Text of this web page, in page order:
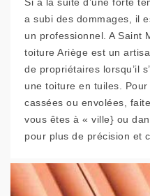
a subi des dommages, il
un professionnel. A Saint
toiture Ariège est un
de propriétaires lorsqu’il
une toiture en tuiles.
cassées ou envolées,
vous êtes à « ville} ou
pour plus de précision et